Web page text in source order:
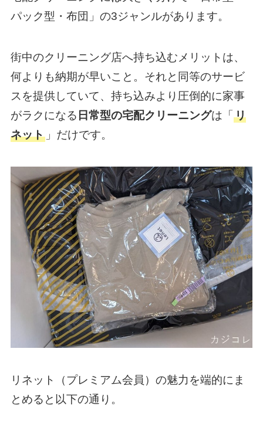
パック型・布団」の3ジャンルがあります。
街中のクリーニング店へ持ち込むメリットは、
何よりも納期が早いこと。それと同等のサービ
スを提供していて、持ち込みより圧倒的に家事
がラクになる 日常型の宅配クリーニングは「 リ
ネット」だけです。
リネット（プレミアム会員）の魅力を端的にま
とめると以下の通り。